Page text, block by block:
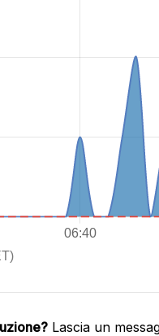
Lascia un